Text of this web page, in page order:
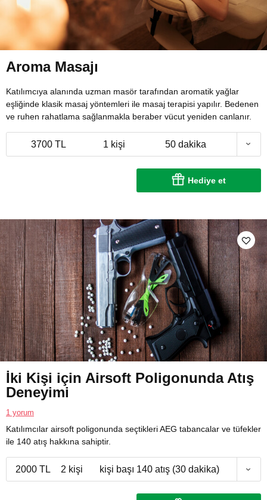
Aroma Masajı
Katılımcıya alanında uzman masör tarafından aromatik yağlar
eşliğinde klasik masaj yöntemleri ile masaj terapisi yapılır. Bedenen
ve ruhen rahatlama sağlanmakla beraber vücut yeniden canlanır.
3700 TL 1 kişi 50 dakika
Hediye et
İki Kişi için Airsoft Poligonunda Atış
Deneyimi
1 yorum
Katılımcılar airsoft poligonunda seçtikleri AEG tabancalar ve tüfekler
ile 140 atış hakkına sahiptir.
2000 TL 2 kişi kişi başı 140 atış (30 dakika)